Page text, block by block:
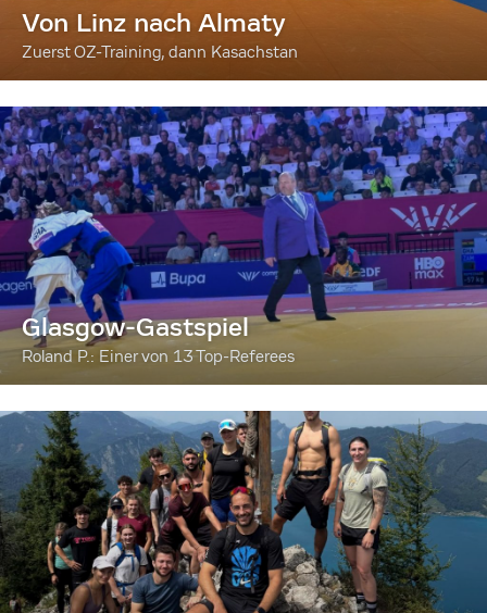
Von Linz nach Almaty
Zuerst OZ-Training, dann Kasachstan
Glasgow-Gastspiel
Roland P.: Einer von 13 Top-Referees